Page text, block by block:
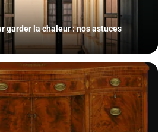
garder la chaleur : nos astuces